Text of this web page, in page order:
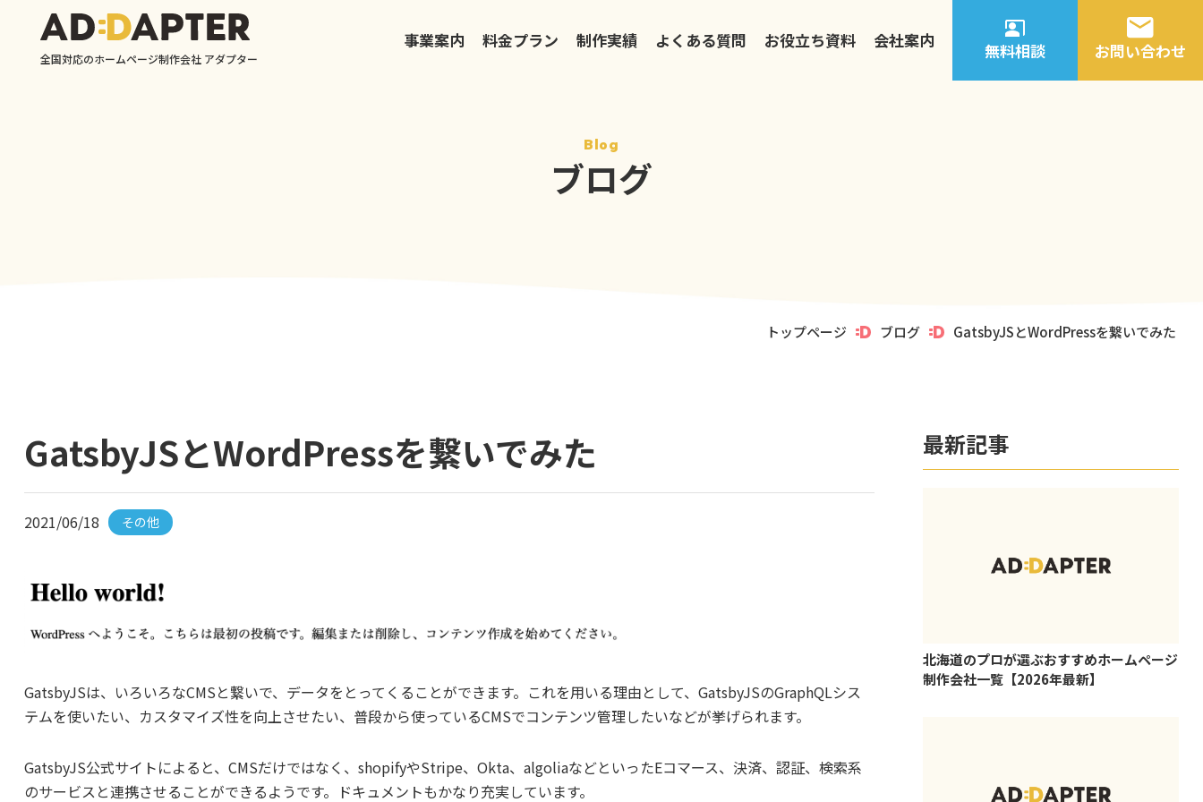
全国対応のホームページ制作会社 アダプター
事業案内 料金プラン 制作実績 よくある質問 お役立ち資料 会社案内 無料相談 お問い合わせ
Blog
ブログ
トップページ ブログ GatsbyJSとWordPressを繋いでみた
GatsbyJSとWordPressを繋いでみた
2021/06/18 その他
GatsbyJSは、いろいろなCMSと繋いで、データをとってくることができます。これを用いる理由として、GatsbyJSのGraphQLシス
テムを使いたい、カスタマイズ性を向上させたい、普段から使っているCMSでコンテンツ管理したいなどが挙げられます。
GatsbyJS公式サイトによると、CMSだけではなく、shopifyやStripe、Okta、algoliaなどといったEコマース、決済、認証、検索系
のサービスと連携させることができるようです。ドキュメントもかなり充実しています。
最新記事
北海道のプロが選ぶおすすめホームページ
制作会社一覧【2026年最新】